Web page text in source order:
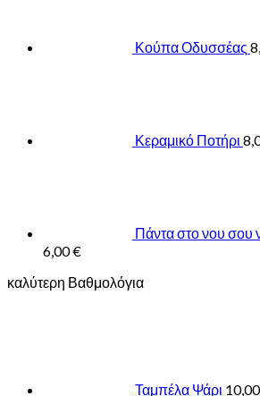
Κούπα Οδυσσέας
Κεραμικό Ποτήρι
Πάντα στο νου σου
6,00€
καλύτερη Βαθμολόγια
Ταμπέλα Ψάρι 10,00